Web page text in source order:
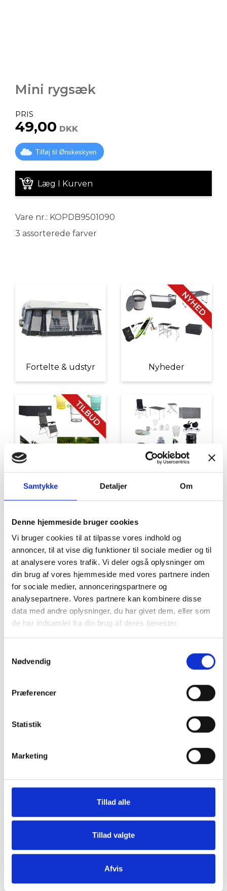
Samtykke Detaljer Om
Denne hjemmeside bruger cookies
Vi bruger cookies til at tilpasse vores indhold og
annoncer, til at vise dig funktioner til sociale medier og til
at analysere vores trafik. Vi deler også oplysninger om
din brug af vores hjemmeside med vores partnere inden
for sociale medier, annonceringspartnere og
analysepartnere. Vores partnere kan kombinere disse
data med andre oplysninger, du har givet dem, eller som
de har indsamlet fra din brug af deres tjenester.
Nødvendig
Præferencer
Statistik
Marketing
Tillad alle
Tillad valgte
Afvis
Mini rygsæk
PRIS
49,00 DKK
Tilføj til Ønskeskyen
Læg I Kurven
Vare nr.: KOPDB9501090
3 assorterede farver
Fortelte & udstyr Nyheder
Møbler Omnia
Grill og Tilbehør Indvendigt Udstyr